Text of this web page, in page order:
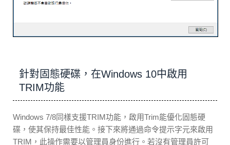
針對固態硬碟，在Windows 10中啟用
TRIM功能
Windows 7/8同樣支援TRIM功能，啟用Trim能優化固態硬
碟，使其保持最佳性能。接下來將通過命令提示字元來啟用
TRIM，此操作需要以管理員身份進行。若沒有管理員許可